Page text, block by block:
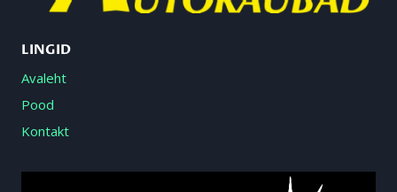
LINGID
Avaleht
Pood
Kontakt